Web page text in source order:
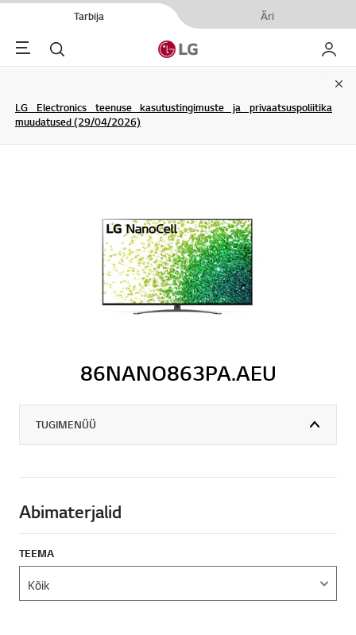
Tarbija Äri
Menu Otsi Minu
LG Electronics teenuse kasutustingimuste ja privaatsuspoliitika
muudatused (29/04/2026)
86NANO863PA.AEU
TUGIMENÜÜ
Abimaterjalid
TEEMA